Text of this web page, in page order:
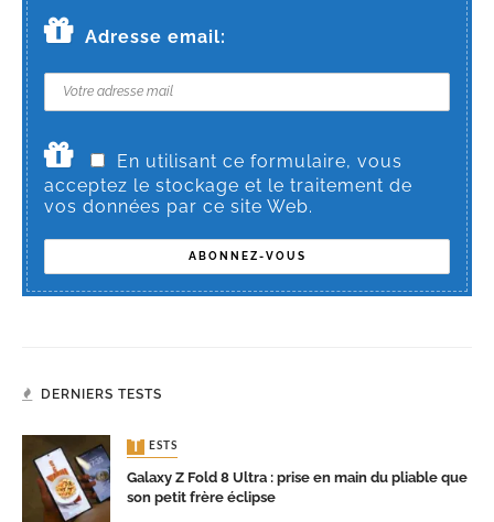
Adresse email:
En utilisant ce formulaire, vous
acceptez le stockage et le traitement de
vos données par ce site Web.
DERNIERS TESTS
TESTS
Galaxy Z Fold 8 Ultra : prise en main du pliable que
son petit frère éclipse